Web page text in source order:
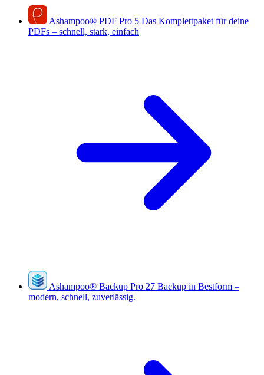
Ashampoo® PDF Pro 5 Das Komplettpaket für deine
PDFs – schnell, stark, einfach
Ashampoo® Backup Pro 27 Backup in Bestform –
modern, schnell, zuverlässig.